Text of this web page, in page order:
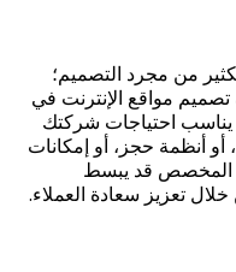
من مجرد التصميم؛
مواقع الإنترنت في
احتياجات شركتك
أو أنظمة حجز، أو إمكانات
المخصص قد يبسط
خلال تعزيز سعادة العملاء.